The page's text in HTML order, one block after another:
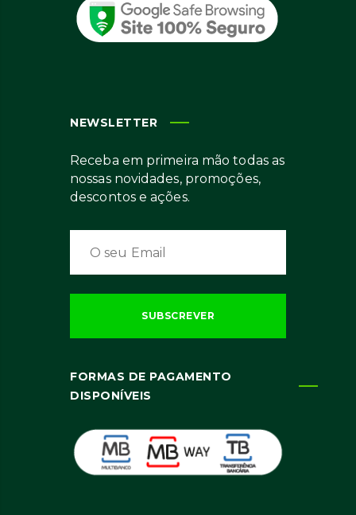
NEWSLETTER
Receba em primeira mão todas as
nossas novidades, promoções,
descontos e ações.
FORMAS DE PAGAMENTO
DISPONÍVEIS